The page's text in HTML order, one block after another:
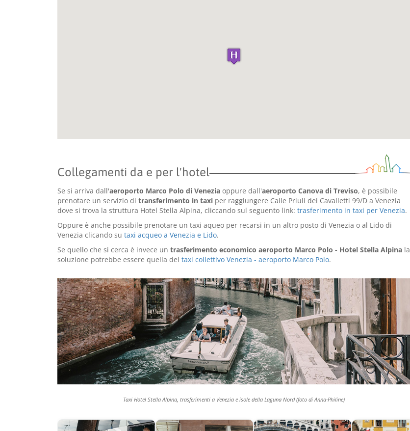
Collegamenti da e per l'hotel
Se si arriva dall'aeroporto Marco Polo di Venezia oppure dall'aeroporto Canova di Treviso, è possibile
prenotare un servizio di transferimento in taxi per raggiungere Calle Priuli dei Cavalletti 99/D a Venezia
dove si trova la struttura Hotel Stella Alpina, cliccando sul seguento link: trasferimento in taxi per Venezia.
Oppure è anche possibile prenotare un taxi aqueo per recarsi in un altro posto di Venezia o al Lido di
Venezia clicando su taxi acqueo a Venezia e Lido.
Se quello che si cerca è invece un trasferimento economico aeroporto Marco Polo - Hotel Stella Alpina la
soluzione potrebbe essere quella del taxi collettivo Venezia - aeroporto Marco Polo.
Taxi Hotel Stella Alpina, trasferimenti a Venezia e isole della Laguna Nord (foto di Anna-Philine)